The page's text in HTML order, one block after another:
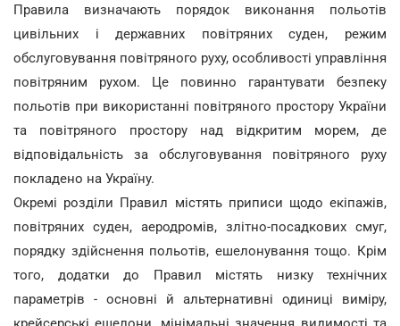
Правила визначають порядок виконання польотів
цивільних і державних повітряних суден, режим
обслуговування повітряного руху, особливості управління
повітряним рухом. Це повинно гарантувати безпеку
польотів при використанні повітряного простору України
та повітряного простору над відкритим морем, де
відповідальність за обслуговування повітряного руху
покладено на Україну.
Окремі розділи Правил містять приписи щодо екіпажів,
повітряних суден, аеродромів, злітно-посадкових смуг,
порядку здійснення польотів, ешелонування тощо. Крім
того, додатки до Правил містять низку технічних
параметрів - основні й альтернативні одиниці виміру,